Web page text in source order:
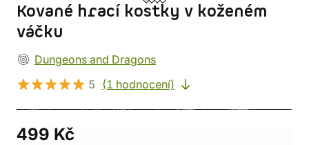
Kované hrací kostky v koženém
váčku
Dungeons and Dragons
5
(1 hodnocení)
499 Kč